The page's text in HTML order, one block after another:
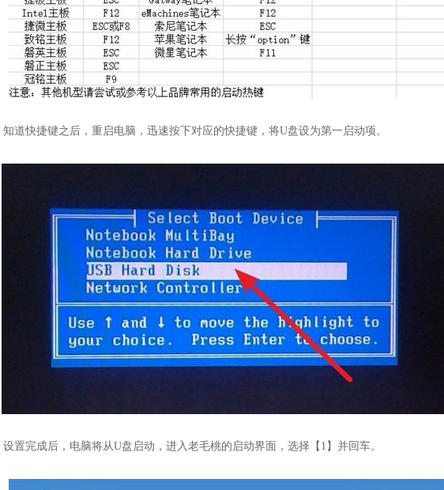
知道快捷键之后，重启电脑，迅速按下对应的快捷键，将U盘设为第一启动项。
设置完成后，电脑将从U盘启动，进入老毛桃的启动界面，选择【 1 】并回车。